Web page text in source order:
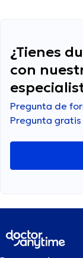
¿Tienes
con
Pregunta de
Pregunta gratis